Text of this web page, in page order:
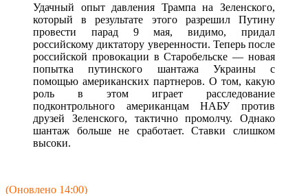
Удачный опыт давления Трампа на Зеленского,
который в результате этого разрешил Путину
провести парад 9 мая, видимо, придал
российскому диктатору уверенности. Теперь после
российской провокации в Старобельске — новая
попытка путинского шантажа Украины с
помощью американских партнеров. О том, какую
роль в этом играет расследование
подконтрольного американцам НАБУ против
друзей Зеленского, тактично промолчу. Однако
шантаж больше не сработает. Ставки слишком
высоки.
(Оновлено 14:00)